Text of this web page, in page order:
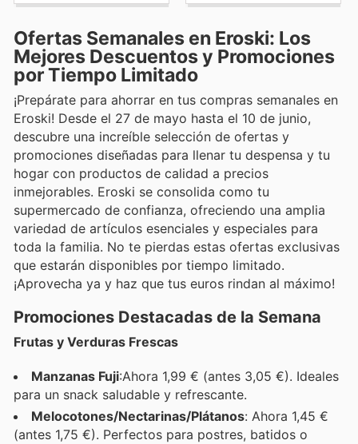
Ofertas Semanales en Eroski: Los
Mejores Descuentos y Promociones
por Tiempo Limitado
¡Prepárate para ahorrar en tus compras semanales en
Eroski! Desde el 27 de mayo hasta el 10 de junio,
descubre una increíble selección de ofertas y
promociones diseñadas para llenar tu despensa y tu
hogar con productos de calidad a precios
inmejorables. Eroski se consolida como tu
supermercado de confianza, ofreciendo una amplia
variedad de artículos esenciales y especiales para
toda la familia. No te pierdas estas ofertas exclusivas
que estarán disponibles por tiempo limitado.
¡Aprovecha ya y haz que tus euros rindan al máximo!
Promociones Destacadas de la Semana
Frutas y Verduras Frescas
Manzanas Fuji:Ahora 1,99 € (antes 3,05 €). Ideales
para un snack saludable y refrescante.
Melocotones/Nectarinas/Plátanos: Ahora 1,45 €
(antes 1,75 €). Perfectos para postres, batidos o